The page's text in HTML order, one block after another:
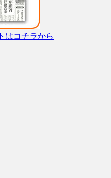
はコチラから